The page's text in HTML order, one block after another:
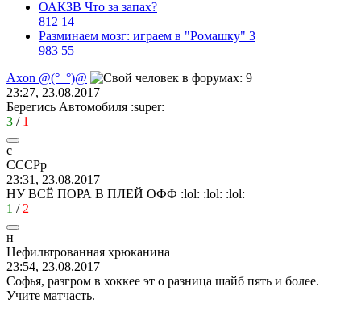
ОАКЗВ Что за запах?
812 14
Разминаем мозг: играем в "Ромашку" 3
983 55
Axon @(°_°)@
23:27, 23.08.2017
Берегись Автомобиля :super:
3 / 1
с
СССРр
23:31, 23.08.2017
НУ ВСЁ ПОРА В ПЛЕЙ ОФФ :lol: :lol: :lol:
1 / 2
н
Нефильтрованная хрюканина
23:54, 23.08.2017
Софья, разгром в хоккее эт о разница шайб пять и более.
Учите матчасть.